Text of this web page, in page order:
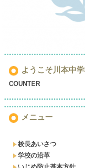
ようこそ川本中
COUNTER
メニュー
校長あいさつ
学校の沿革